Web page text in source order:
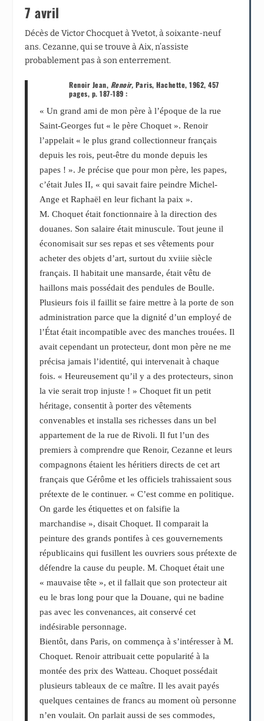
7 avril
Décès de Victor Chocquet à Yvetot, à soixante-neuf
ans. Cezanne, qui se trouve à Aix, n’assiste
probablement pas à son enterrement.
Renoir Jean, Renoir, Paris, Hachette, 1962, 457
pages, p. 187-189 :
« Un grand ami de mon père à l’époque de la rue
Saint-Georges fut « le père Choquet ». Renoir
l’appelait « le plus grand collectionneur français
depuis les rois, peut-être du monde depuis les
papes ! ». Je précise que pour mon père, les papes,
c’était Jules II, « qui savait faire peindre Michel-
Ange et Raphaël en leur fichant la paix ».
M. Choquet était fonctionnaire à la direction des
douanes. Son salaire était minuscule. Tout jeune il
économisait sur ses repas et ses vêtements pour
acheter des objets d’art, surtout du xviiie siècle
français. Il habitait une mansarde, était vêtu de
haillons mais possédait des pendules de Boulle.
Plusieurs fois il faillit se faire mettre à la porte de son
administration parce que la dignité d’un employé de
l’État était incompatible avec des manches trouées. Il
avait cependant un protecteur, dont mon père ne me
précisa jamais l’identité, qui intervenait à chaque
fois. « Heureusement qu’il y a des protecteurs, sinon
la vie serait trop injuste ! » Choquet fit un petit
héritage, consentit à porter des vêtements
convenables et installa ses richesses dans un bel
appartement de la rue de Rivoli. Il fut l’un des
premiers à comprendre que Renoir, Cezanne et leurs
compagnons étaient les héritiers directs de cet art
français que Gérôme et les officiels trahissaient sous
prétexte de le continuer. « C’est comme en politique.
On garde les étiquettes et on falsifie la
marchandise », disait Choquet. Il comparait la
peinture des grands pontifes à ces gouvernements
républicains qui fusillent les ouvriers sous prétexte de
défendre la cause du peuple. M. Choquet était une
« mauvaise tête », et il fallait que son protecteur ait
eu le bras long pour que la Douane, qui ne badine
pas avec les convenances, ait conservé cet
indésirable personnage.
Bientôt, dans Paris, on commença à s’intéresser à M.
Choquet. Renoir attribuait cette popularité à la
montée des prix des Watteau. Choquet possédait
plusieurs tableaux de ce maître. Il les avait payés
quelques centaines de francs au moment où personne
n’en voulait. On parlait aussi de ses commodes,